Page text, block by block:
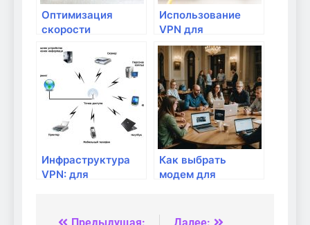
Оптимизация
скорости
интернет-
соединения:
советы и
рекомендации
Использование
VPN для
безопасного
удаленного
доступа к
домашней сети
Инфраструктура
VPN: для
доступа
Как выбрать
модем для